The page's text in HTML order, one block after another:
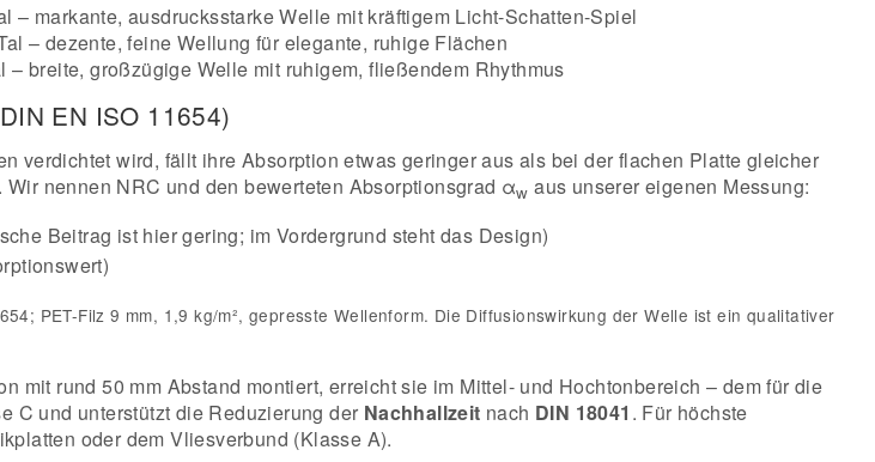
– markante, ausdrucksstarke Welle mit kräftigem Licht-Schatten-Spiel
– dezente, feine Wellung für elegante, ruhige Flächen
– breite, großzügige Welle mit ruhigem, fließendem Rhythmus
EN ISO 11654)
verdichtet wird, fällt ihre Absorption etwas geringer aus als bei der flachen Platte gleicher
. Wir nennen NRC und den bewerteten Absorptionsgrad αw aus unserer eigenen Messung:
Beitrag ist hier gering; im Vordergrund steht das Design)
PET-Filz 9 mm, 1,9 kg/m², gepresste Wellenform. Die Diffusionswirkung der Welle ist ein qualitativer
mit rund 50 mm Abstand montiert, erreicht sie im Mittel- und Hochtonbereich – dem für die
C und unterstützt die Reduzierung der Nachhallzeit nach DIN 18041 . Für höchste
oder dem Vliesverbund (Klasse A).